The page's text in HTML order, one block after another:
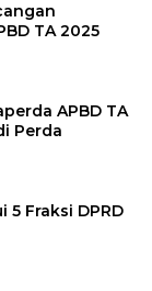
TA 2025
APBD TA
Perda
5 Fraksi DPRD